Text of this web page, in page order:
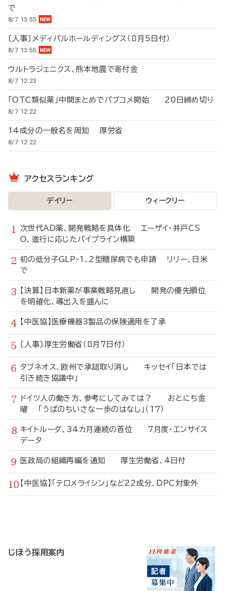
で
8/7 13:55
〔人事〕メディパルホールディングス（8月5日付）
8/7 13:55
ウルトラジェニクス、熊本地震で寄付金
8/7 12:23
「OTC類似薬」中間まとめでパブコメ開始 20日締め切り
8/7 12:22
14成分の一般名を周知 厚労省
8/7 12:22
アクセスランキング
デイリー ウィークリー
次世代AD薬、開発戦略を具体化 エーザイ・井戸CS
O、進行に応じたパイプライン構築
初の低分子GLP-1、2型糖尿病でも申請 リリー、日米
で
【決算】日本新薬が事業戦略見直し 開発の優先順位
を明確化、導出入を盛んに
【中医協】医療機器3製品の保険適用を了承
〔人事〕厚生労働省（8月7日付）
タブネオス、欧州で承認取り消し キッセイ「日本では
引き続き協議中」
ドイツ人の働き方、参考にしてみては？ おとにち金
曜 「うぱのちいさな一歩のはなし」（17）
キイトルーダ、34カ月連続の首位 7月度・エンサイス
データ
医政局の組織再編を通知 厚生労働省、4日付
【中医協】「テロメライシン」など22成分、DPC対象外
じほう採用案内